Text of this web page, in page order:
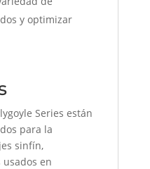
y optimizar
Series están
para la
sinfín,
en